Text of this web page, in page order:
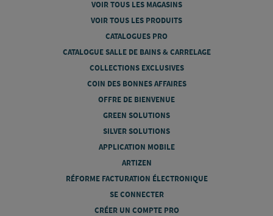
VOIR TOUS LES MAGASINS
VOIR TOUS LES PRODUITS
CATALOGUES PRO
CATALOGUE SALLE DE BAINS & CARRELAGE
COLLECTIONS EXCLUSIVES
COIN DES BONNES AFFAIRES
OFFRE DE BIENVENUE
GREEN SOLUTIONS
SILVER SOLUTIONS
APPLICATION MOBILE
ARTIZEN
RÉFORME FACTURATION ÉLECTRONIQUE
SE CONNECTER
CRÉER UN COMPTE PRO